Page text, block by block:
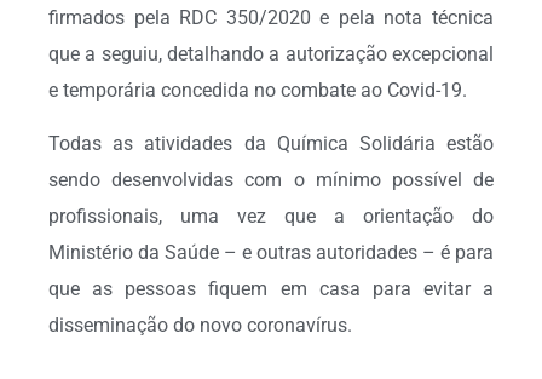
firmados pela RDC 350/2020 e pela nota técnica
que a seguiu, detalhando a autorização excepcional
e temporária concedida no combate ao Covid-19.
Todas as atividades da Química Solidária estão
sendo desenvolvidas com o mínimo possível de
profissionais, uma vez que a orientação do
Ministério da Saúde – e outras autoridades – é para
que as pessoas fiquem em casa para evitar a
disseminação do novo coronavírus.